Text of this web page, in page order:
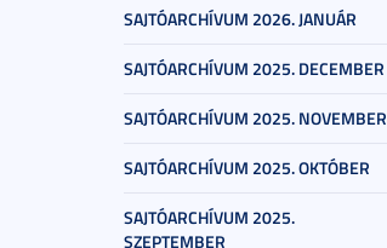
SAJTÓARCHÍVUM 2026. JANUÁR
SAJTÓARCHÍVUM 2025. DECEMBER
SAJTÓARCHÍVUM 2025. NOVEMBER
SAJTÓARCHÍVUM 2025. OKTÓBER
SAJTÓARCHÍVUM 2025.
SZEPTEMBER